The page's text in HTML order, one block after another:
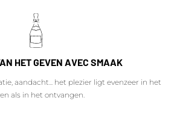
HET GEVEN AVEC SMAAK
aandacht... het plezier ligt evenzeer in het
als in het ontvangen.